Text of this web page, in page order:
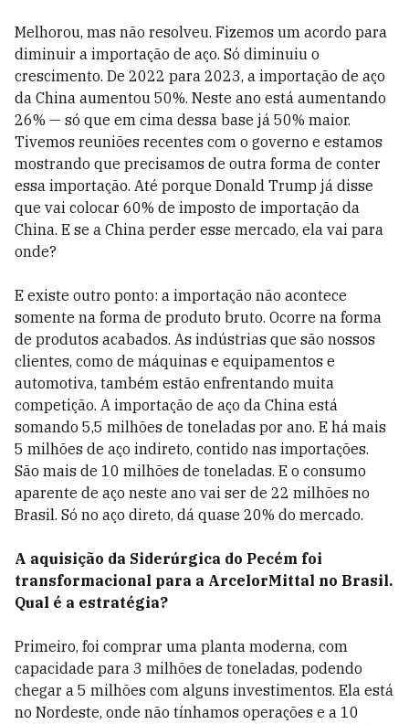
Melhorou, mas não resolveu. Fizemos um acordo para
diminuir a importação de aço. Só diminuiu o
crescimento. De 2022 para 2023, a importação de aço
da China aumentou 50%. Neste ano está aumentando
26% — só que em cima dessa base já 50% maior.
Tivemos reuniões recentes com o governo e estamos
mostrando que precisamos de outra forma de conter
essa importação. Até porque Donald Trump já disse
que vai colocar 60% de imposto de importação da
China. E se a China perder esse mercado, ela vai para
onde?
E existe outro ponto: a importação não acontece
somente na forma de produto bruto. Ocorre na forma
de produtos acabados. As indústrias que são nossos
clientes, como de máquinas e equipamentos e
automotiva, também estão enfrentando muita
competição. A importação de aço da China está
somando 5,5 milhões de toneladas por ano. E há mais
5 milhões de aço indireto, contido nas importações.
São mais de 10 milhões de toneladas. E o consumo
aparente de aço neste ano vai ser de 22 milhões no
Brasil. Só no aço direto, dá quase 20% do mercado.
A aquisição da Siderúrgica do Pecém foi
transformacional para a ArcelorMittal no Brasil.
Qual é a estratégia?
Primeiro, foi comprar uma planta moderna, com
capacidade para 3 milhões de toneladas, podendo
chegar a 5 milhões com alguns investimentos. Ela está
no Nordeste, onde não tínhamos operações e a 10